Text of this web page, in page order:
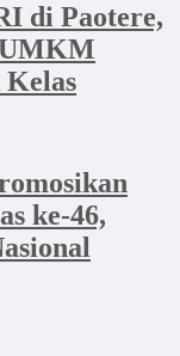
di Paotere,
Kelas
ke-46,